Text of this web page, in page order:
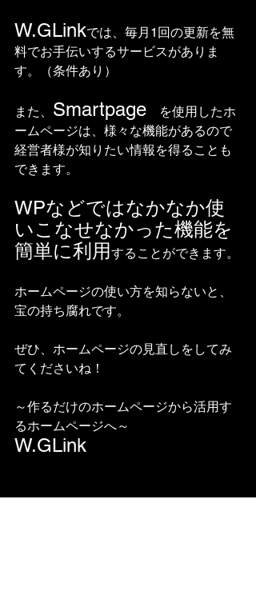
W.GLinkでは、毎月1回の更新を無
料でお手伝いするサービスがありま
す。（条件あり）
また、 Smartpage を使用したホ
ームページは、様々な機能があるので
経営者様が知りたい情報を得ることも
できます。
WPなどではなかなか使
いこなせなかった機能を
簡単に利用することができます。
ホームページの使い方を知らないと、
宝の持ち腐れです。
ぜひ、ホームページの見直しをしてみ
てくださいね！
～作るだけのホームページから活用す
るホームページへ～
W.GLink